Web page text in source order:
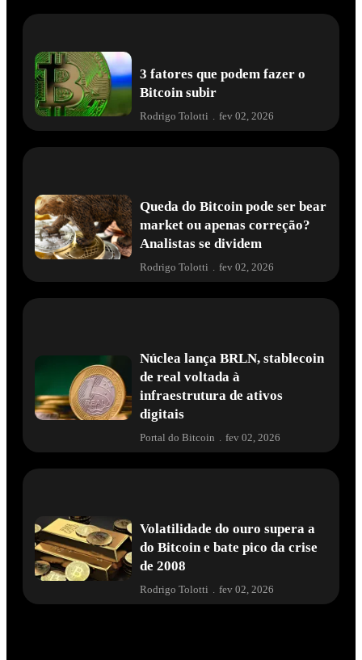
3 fatores que podem fazer o
Bitcoin subir
Rodrigo Tolotti fev 02, 2026
Queda do Bitcoin pode ser bear
market ou apenas correção?
Analistas se dividem
Rodrigo Tolotti . fev 02, 2026
Núclea lança BRLN, stablecoin
de real voltada à
infraestrutura de ativos
digitais
Portal do Bitcoin . fev 02, 2026
Volatilidade do ouro supera a
do Bitcoin e bate pico da crise
de 2008
Rodrigo Tolotti fev 02, 2026